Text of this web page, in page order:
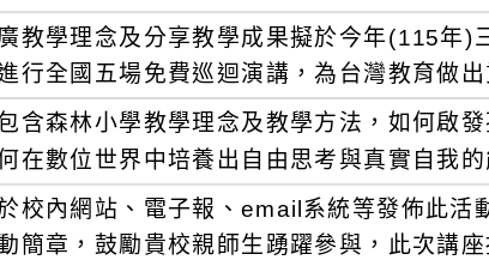
教學理念及分享教學成果擬於今年(115年)
行全國五場免費巡迴演講，為台灣教育做出
含森林小學教學理念及教學方法，如何啟
在數位世界中培養出自由思考與真實自我的
校內網站、電子報、email系統等發佈此活
簡章，鼓勵貴校親師生踴躍參與，此次講